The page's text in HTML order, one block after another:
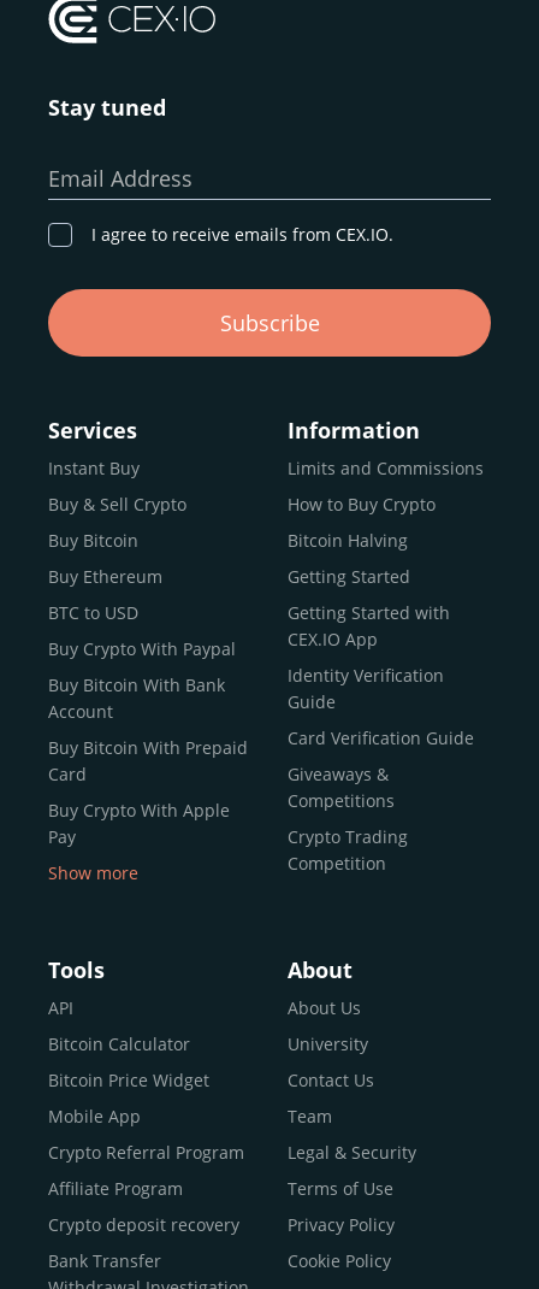
Stay tuned
Email Address
I agree to receive emails from CEX.IO.
Subscribe
Services
Instant Buy
Buy & Sell Crypto
Buy Bitcoin
Buy Ethereum
BTC to USD
Buy Crypto With Paypal
Buy Bitcoin With Bank
Account
Buy Bitcoin With Prepaid
Card
Buy Crypto With Apple
Pay
Buy Bitcoin With Skrill
Sell Bitcoin
Buy Dogecoin
Buy Binance Coin (BNB)
Buy Ripple (XRP)
Buy Litecoin (LTC)
Buy Shiba Inu
Buy Bitcoin Cash
Buy Solana
Show more
Information
Limits and Commissions
How to Buy Crypto
Bitcoin Halving
Getting Started
Getting Started with
CEX.IO App
Identity Verification
Guide
Card Verification Guide
Giveaways &
Competitions
Crypto Trading
Competition
Tools
API
Bitcoin Calculator
Bitcoin Price Widget
Mobile App
Crypto Referral Program
Affiliate Program
Crypto deposit recovery
Bank Transfer
About
About Us
University
Contact Us
Team
Legal & Security
Terms of Use
Privacy Policy
Cookie Policy